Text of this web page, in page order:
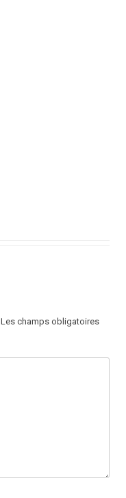
Les champs obligatoires